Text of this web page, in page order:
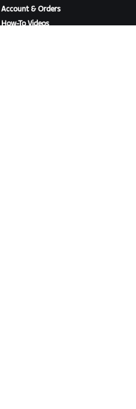
Account & Orders
How-To Videos